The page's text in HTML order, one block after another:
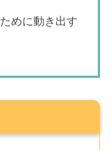
めに動き出す